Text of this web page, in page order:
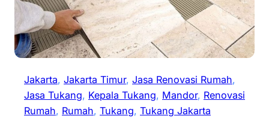
Jakarta, Jakarta Timur, Jasa Renovasi Rumah
Jasa Tukang, Kepala Tukang, Mandor, Renovasi
Rumah, Rumah, Tukang, Tukang Jakarta